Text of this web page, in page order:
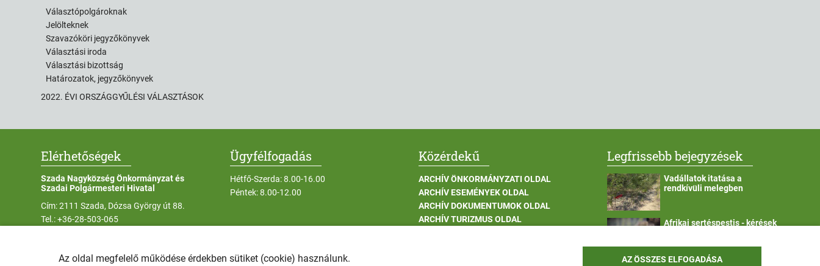
Választópolgároknak
Jelölteknek
Szavazóköri jegyzőkönyvek
Választási iroda
Választási bizottság
Határozatok, jegyzőkönyvek
2022. ÉVI ORSZÁGGYŰLÉSI VÁLASZTÁSOK
Elérhetőségek
Szada Nagyközség Önkormányzat és
Szadai Polgármesteri Hivatal
Cím: 2111 Szada, Dózsa György út 88.
Tel.:+36-28-503-065
Ügyfélfogadás
Hétfő-Szerda: 8.00-16.00
Péntek: 8.00-12.00
Közérdekű
ARCHÍV ÖNKORMÁNYZATI OLDAL
ARCHÍV ESEMÉNYEK OLDAL
ARCHÍV DOKUMENTUMOK OLDAL
ARCHÍV TURIZMUS OLDAL
Legfrissebb bejegyzések
Vadállatok itatása a
rendkívüli melegben
Afrikai sertéspestis - kérések
Az oldal megfelelő működése érdekben sütiket (cookie) használunk. AZ ÖSSZES ELFOGADÁSA